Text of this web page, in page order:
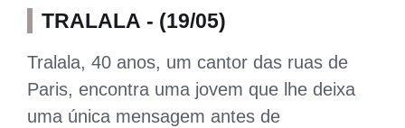
TRALALA - (19/05)
Tralala, 40 anos, um cantor das ruas de
Paris, encontra uma jovem que lhe deixa
uma única mensagem antes de